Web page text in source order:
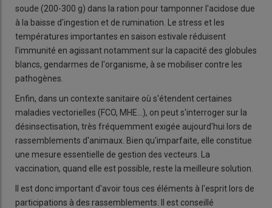
soude (200-300 g) dans la ration pour tamponner l'acidose due
à la baisse d'ingestion et de rumination. Le stress et les
températures importantes en saison estivale réduisent
l'immunité en agissant notamment sur la capacité des globules
blancs, gendarmes de l'organisme, à se mobiliser contre les
pathogènes.
Enfin, dans un contexte sanitaire où s'étendent certaines
maladies vectorielles (FCO, MHE...), on peut s'interroger sur la
désinsectisation, très fréquemment exigée aujourd'hui lors de
rassemblements d'animaux. Bien qu'imparfaite, elle constitue
une mesure essentielle de gestion des vecteurs. La
vaccination, quand elle est possible, reste la meilleure solution.
Il est donc important d'avoir tous ces éléments à l'esprit lors de
participations à des rassemblements. Il est conseillé